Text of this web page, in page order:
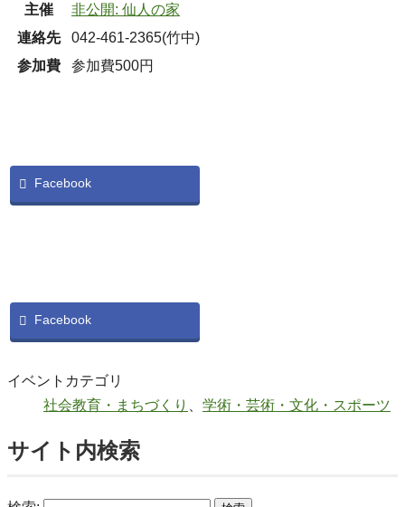
主催
非公開: 仙人の家
連絡先
042-461-2365(竹中)
参加費
参加費500円
Facebook
Facebook
イベントカテゴリ
社会教育・まちづくり
学術・芸術・文化・スポーツ
サイト内検索